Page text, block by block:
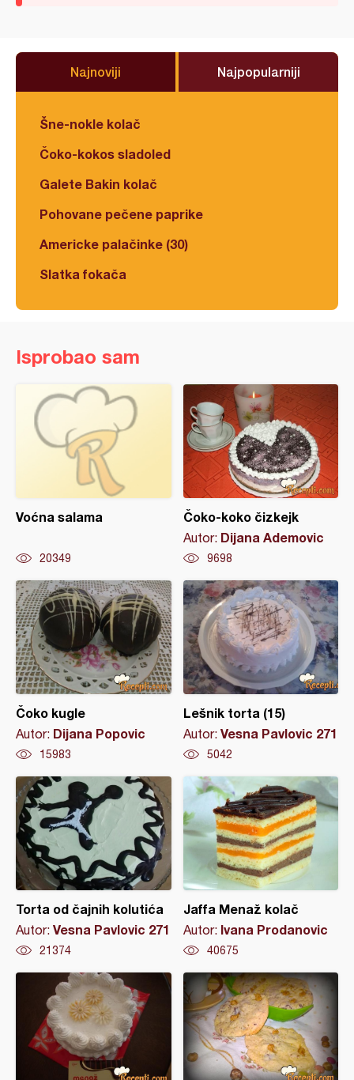
Najnoviji Najpopularniji
Šne-nokle kolač
Čoko-kokos sladoled
Galete Bakin kolač
Pohovane pečene paprike
Americke palačinke (30)
Slatka fokača
Isprobao sam
Voćna salama
20349
Čoko-koko čizkejk
Autor: Dijana Ademovic
9698
Čoko kugle
Autor: Dijana Popovic
15983
Lešnik torta (15)
Autor: Vesna Pavlovic 271
5042
Torta od čajnih kolutića
Autor: Vesna Pavlovic 271
21374
Jaffa Menaž kolač
Autor: Ivana Prodanovic
40675